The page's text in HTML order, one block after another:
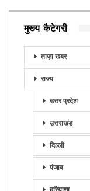
मुख्य कैटेगरी
ताज़ा खबर
राज्य
उत्तर प्रदेश
उत्तराखंड
दिल्ली
पंजाब